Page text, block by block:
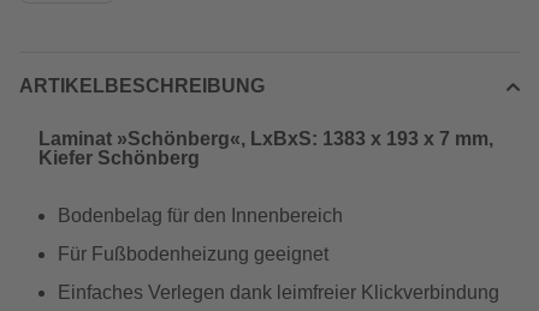
ARTIKELBESCHREIBUNG
Laminat »Schönberg«, LxBxS: 1383 x 193 x 7 mm,
Kiefer Schönberg
Bodenbelag für den Innenbereich
Für Fußbodenheizung geeignet
Einfaches Verlegen dank leimfreier Klickverbindung